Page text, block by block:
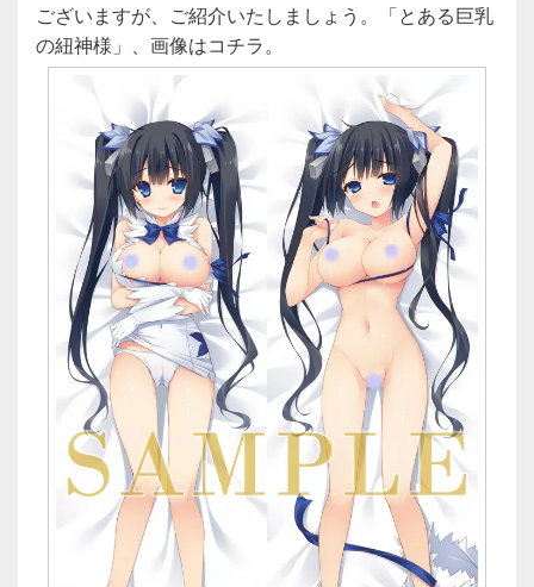
ございますが、ご紹介いたしましょう。「とある巨乳
の紐神様」、画像はコチラ。